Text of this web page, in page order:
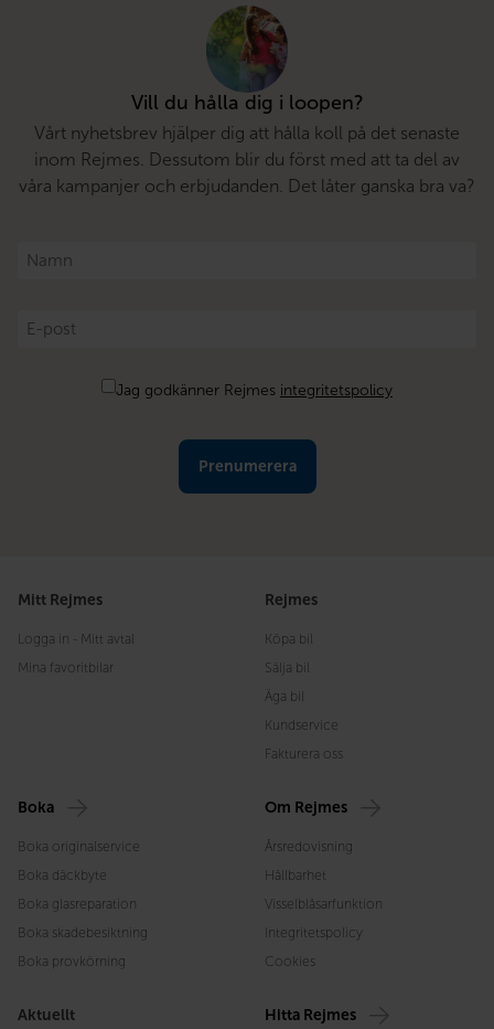
Vill du hålla dig i loopen?
Vårt nyhetsbrev hjälper dig att hålla koll på det senaste
inom Rejmes. Dessutom blir du först med att ta del av
våra kampanjer och erbjudanden. Det låter ganska bra va?
Namn
E-
post
Jag godkänner Rejmes integritetspolicy
Mitt Rejmes
Logga in - Mitt avtal
Mina favoritbilar
Rejmes
Köpa bil
Sälja bil
Äga bil
Kundservice
Fakturera oss
Boka
Boka originalservice
Boka däckbyte
Boka glasreparation
Boka skadebesiktning
Boka provkörning
Om Rejmes
Årsredovisning
Hållbarhet
Visselblåsarfunktion
Integritetspolicy
Cookies
Aktuellt Hitta Rejmes